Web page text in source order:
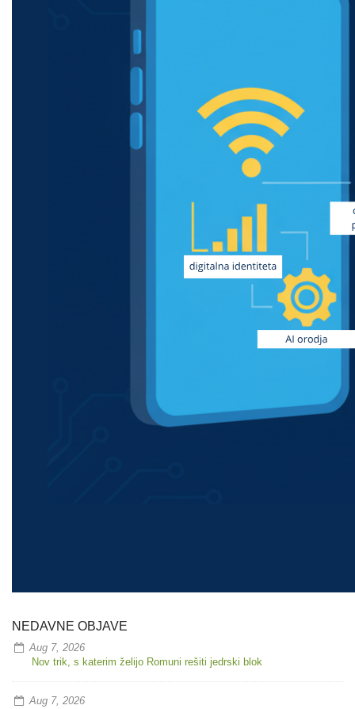
NEDAVNE OBJAVE
Aug 7, 2026
Nov trik, s katerim želijo Romuni rešiti jedrski blok
Aug 7, 2026